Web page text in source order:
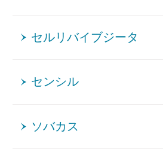
セルリバイブジータ
センシル
ソバカス